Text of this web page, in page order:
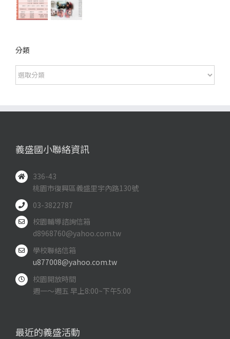
分類
分
類
義盛國小聯絡資訊
336-43
桃園市復興區義盛里宇內路130號
03-3822787
校園輔導諮詢信箱
d8968760@yahoo.com.tw
學校聯絡信箱
u877008@yahoo.com.tw
校園開放時間
週一～週五 早上8:00~下午5:00
最近的義盛活動